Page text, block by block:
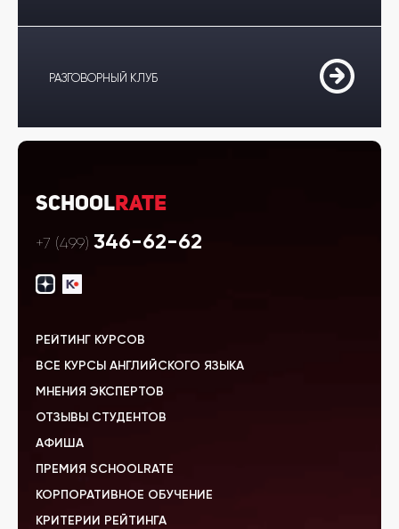
РАЗГОВОРНЫЙ КЛУБ
SchoolRate
+7 (499) 346-62-62
РЕЙТИНГ КУРСОВ
ВСЕ КУРСЫ АНГЛИЙСКОГО ЯЗЫКА
МНЕНИЯ ЭКСПЕРТОВ
ОТЗЫВЫ СТУДЕНТОВ
АФИША
ПРЕМИЯ SCHOOLRATE
КОРПОРАТИВНОЕ ОБУЧЕНИЕ
КРИТЕРИИ РЕЙТИНГА